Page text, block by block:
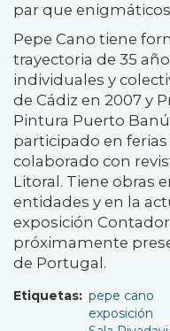
par que
Pepe Cano tiene
trayectoria de 35
individuales y
de Cádiz en 2007 y
Pintura Puerto
participado en
colaborado con
Litoral. Tiene obras
entidades y en la
exposición
próximamente
de Portugal.
Etiquetas
pepe cano
exposición